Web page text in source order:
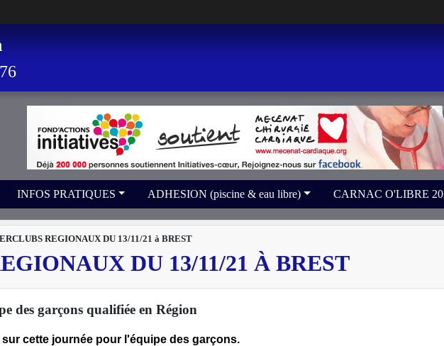
INFOS PRATIQUES ADHESION (piscine & eau libre) CARNAC O'LIBRE
REGIONAUX DU 13/11/21 à BREST
DU 13/11/21 À BREST
des garçons qualifiée en Région
cette journée pour l'équipe des garçons.